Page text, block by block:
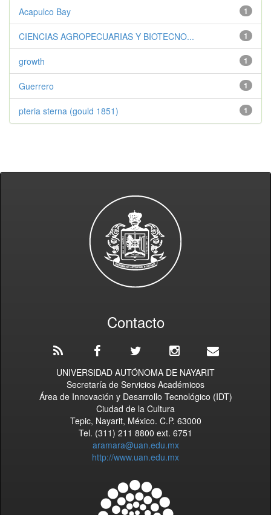
1
Acapulco Bay
1
CIENCIAS AGROPECUARIAS Y BIOTECNO...
1
growth
1
Guerrero
1
pteria sterna (gould 1851)
Contacto
UNIVERSIDAD AUTÓNOMA DE NAYARIT
Secretaría de Servicios Académicos
Área de Innovación y Desarrollo Tecnológico (IDT)
Ciudad de la Cultura
Tepic, Nayarit, México. C.P. 63000
Tel. (311) 211 8800 ext. 6751
aramara@uan.edu.mx
http://www.uan.edu.mx